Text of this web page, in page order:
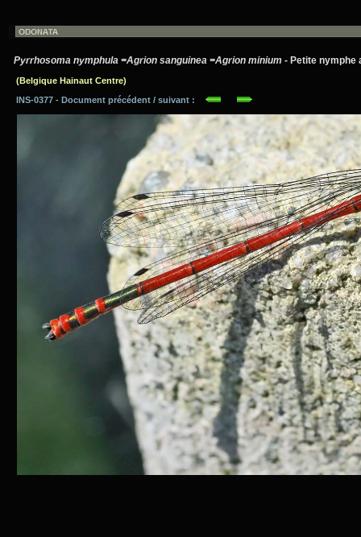
Pyrrhosoma nymphula =Agrion sanguinea =Agrion minium - Petite nymphe
(Belgique Hainaut Centre)
INS-0377 - Document précédent / suivant :